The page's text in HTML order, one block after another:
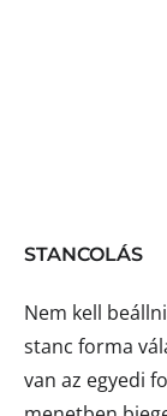
STANCOLÁS
Nem kell
stanc forma
van az egyedi